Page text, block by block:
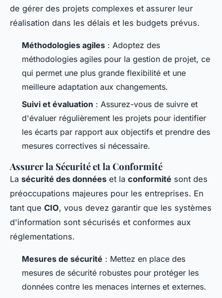
de gérer des projets complexes et assurer leur
réalisation dans les délais et les budgets prévus.
Méthodologies agiles : Adoptez des
méthodologies agiles pour la gestion de projet, ce
qui permet une plus grande flexibilité et une
meilleure adaptation aux changements.
Suivi et évaluation : Assurez-vous de suivre et
d'évaluer régulièrement les projets pour identifier
les écarts par rapport aux objectifs et prendre des
mesures correctives si nécessaire.
Assurer la Sécurité et la Conformité
La sécurité des données et la conformité sont des
préoccupations majeures pour les entreprises. En
tant que CIO, vous devez garantir que les systèmes
d'information sont sécurisés et conformes aux
réglementations.
Mesures de sécurité : Mettez en place des
mesures de sécurité robustes pour protéger les
données contre les menaces internes et externes.